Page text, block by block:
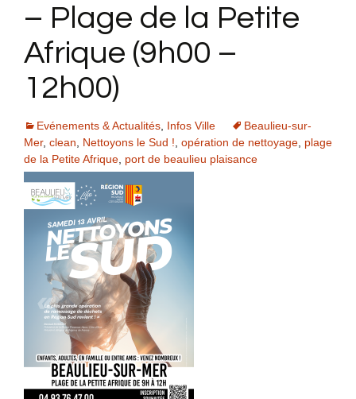
– Plage de la Petite
Afrique (9h00 –
12h00)
Evénements & Actualités Infos Ville
Beaulieu-sur-
Mer, clean Nettoyons le Sud ! opération de nettoyage plage
de la Petite Afrique port de beaulieu plaisance